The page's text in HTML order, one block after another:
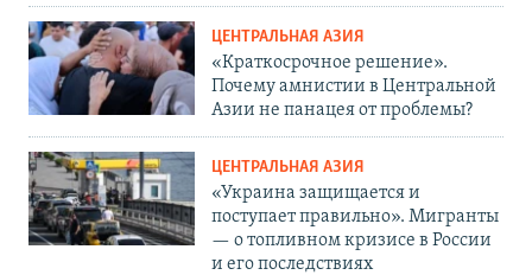
ЦЕНТРАЛЬНАЯ АЗИЯ
«Краткосрочное решение».
Почему амнистии в Центральной
Азии не панацея от проблемы?
ЦЕНТРАЛЬНАЯ АЗИЯ
«Украина защищается и
поступает правильно». Мигранты
— о топливном кризисе в России
и его последствиях